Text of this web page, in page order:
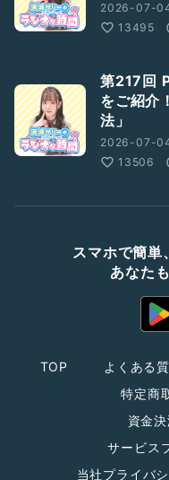
2026-07-
13495
第217回
をご紹介
法」
2026-07-
13506
スマホで簡単
あなた
TOP よくある
特定商
資金
サービス
当社プライバ